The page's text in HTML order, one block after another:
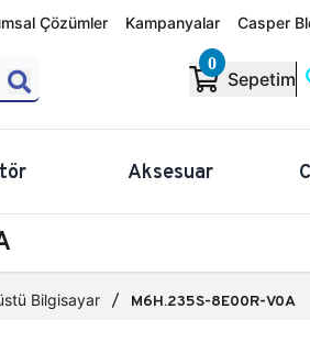
Çözümler Kampanyalar Casper
0
Sepetim
Aksesuar
Bilgisayar M6H.235S-8E00R-V0A